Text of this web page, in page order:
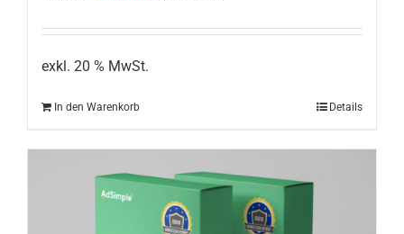
war:
199,00 €
ist:
exkl. 20 % MwSt.
In den Warenkorb Details